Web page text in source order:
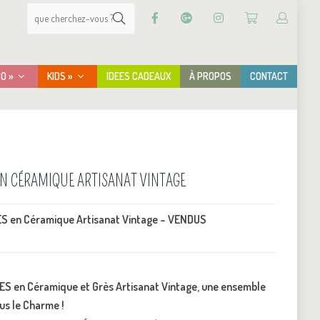
» KIDS » IDEES CADEAUX À PROPOS CONTACT
CÉRAMIQUE ARTISANAT VINTAGE
en Céramique Artisanat Vintage – VENDUS
en Céramique et Grès Artisanat Vintage, une ensemble
le Charme !